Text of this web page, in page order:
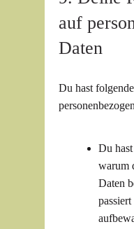
auf
Daten
Du hast
Du
warum
Daten